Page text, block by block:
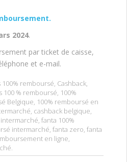
2024.
par ticket de caisse,
et e-mail.
100% remboursé, Cashback,
100 % remboursé, 100%
Belgique, 100% remboursé en
, cashback belgique,
, fanta 100%
intermarché, fanta zero, fanta
en ligne,
.